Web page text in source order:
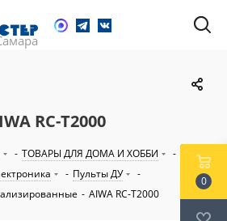
RC-T2000
- ТОВАРЫ ДЛЯ ДОМА И ХОББИ
-
- Пульты ДУ
-
- AIWA RC-T2000
0